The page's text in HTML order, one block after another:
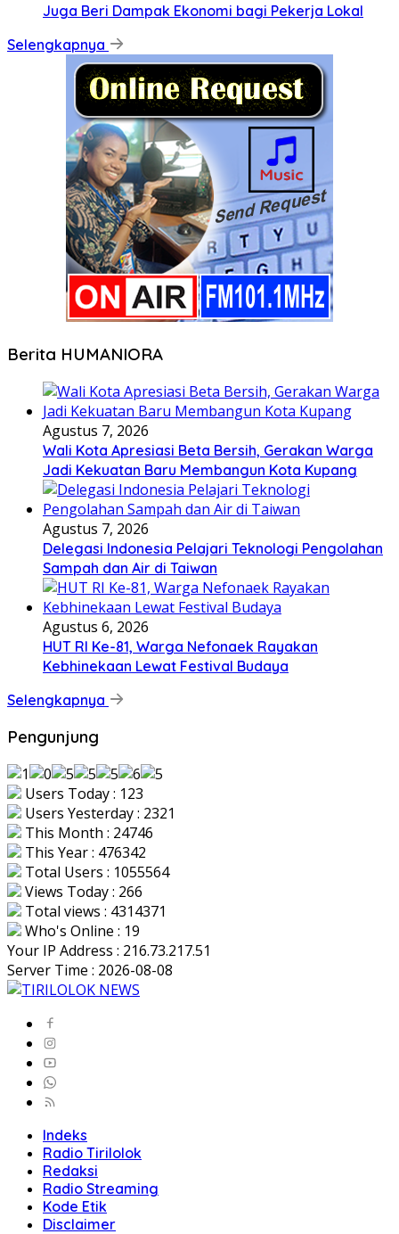
Juga Beri Dampak Ekonomi bagi Pekerja Lokal
Selengkapnya
Berita HUMANIORA
Agustus 7, 2026
Wali Kota Apresiasi Beta Bersih, Gerakan Warga
Jadi Kekuatan Baru Membangun Kota Kupang
Agustus 7, 2026
Delegasi Indonesia Pelajari Teknologi Pengolahan
Sampah dan Air di Taiwan
Agustus 6, 2026
HUT RI Ke-81, Warga Nefonaek Rayakan
Kebhinekaan Lewat Festival Budaya
Selengkapnya
Pengunjung
Users Today : 123
Users Yesterday : 2321
This Month : 24746
This Year : 476342
Total Users : 1055564
Views Today : 266
Total views : 4314371
Who's Online : 19
Your IP Address : 216.73.217.51
Server Time : 2026-08-08
Indeks
Radio Tirilolok
Redaksi
Radio Streaming
Kode Etik
Disclaimer